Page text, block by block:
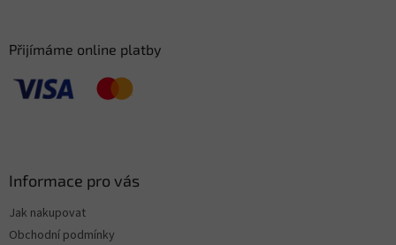
Přijímáme online platby
Informace pro vás
Jak nakupovat
Obchodní podmínky